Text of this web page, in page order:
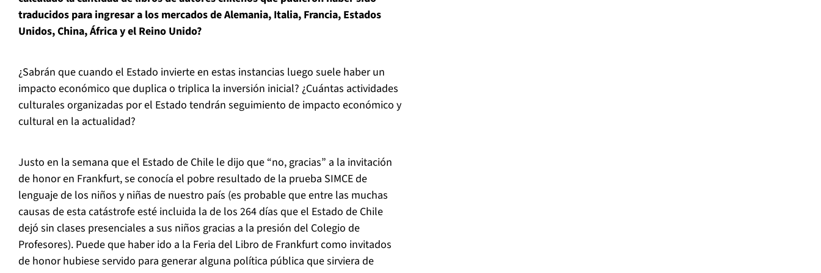
traducidos para ingresar a los mercados de Alemania, Italia, Francia, Estados
Unidos, China, África y el Reino Unido?
¿Sabrán que cuando el Estado invierte en estas instancias luego suele haber un
impacto económico que duplica o triplica la inversión inicial? ¿Cuántas actividades
culturales organizadas por el Estado tendrán seguimiento de impacto económico y
cultural en la actualidad?
Justo en la semana que el Estado de Chile le dijo que “no, gracias” a la invitación
de honor en Frankfurt, se conocía el pobre resultado de la prueba SIMCE de
lenguaje de los niños y niñas de nuestro país (es probable que entre las muchas
causas de esta catástrofe esté incluida la de los 264 días que el Estado de Chile
dejó sin clases presenciales a sus niños gracias a la presión del Colegio de
Profesores). Puede que haber ido a la Feria del Libro de Frankfurt como invitados
de honor hubiese servido para generar alguna política pública que sirviera de